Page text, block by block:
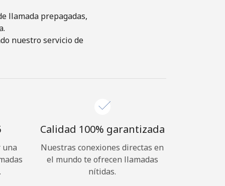
llamada prepagadas,
nuestro servicio de
una
Calidad 100% garantizada
Nuestras conexiones directas en
el mundo te ofrecen llamadas
nítidas.